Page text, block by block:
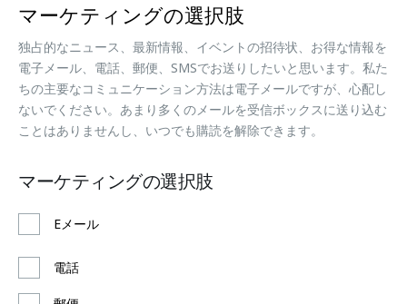
マーケティングの選択肢
独占的なニュース、最新情報、イベントの招待状、お得な情報を
電子メール、電話、郵便、SMSでお送りしたいと思います。私た
ちの主要なコミュニケーション方法は電子メールですが、心配し
ないでください。あまり多くのメールを受信ボックスに送り込む
ことはありませんし、いつでも購読を解除できます。
マーケティングの選択肢
Eメール
電話